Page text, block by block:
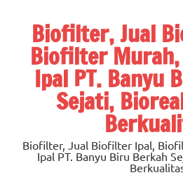
contentBiofilter, Jual
Biofilter
Ipal PT. Banyu
Sejati,
Biofilter, Jual Biofilter Ipal,
Ipal PT. Banyu Biru Berkah